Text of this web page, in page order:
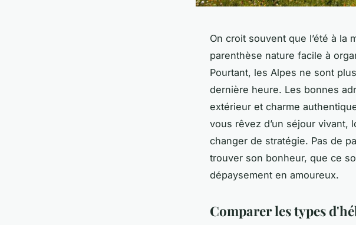
On croit souvent que l’été à la
parenthèse nature facile à
Pourtant, les Alpes ne sont
dernière heure. Les bonnes
extérieur et charme
vous rêvez d’un séjour vivant,
changer de stratégie. Pas de
trouver son bonheur, que ce
dépaysement en amoureux.
Comparer les types